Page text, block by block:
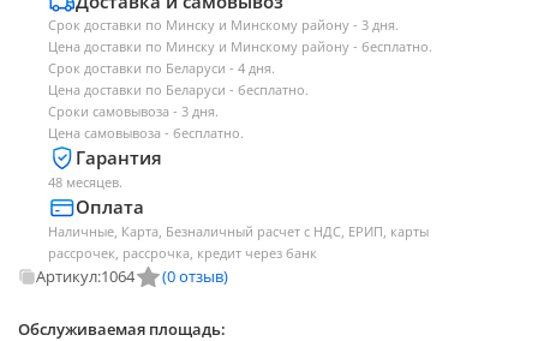
Артикул:1064 (0 отзыв)
Обслуживаемая площадь:
Срок доставки по Минску и Минскому району - 3 дня.
Цена доставки по Минску и Минскому району - бесплатно.
Срок доставки по Беларуси - 4 дня.
Цена доставки по Беларуси - бесплатно.
Сроки самовывоза - 3 дня.
Цена самовывоза - бесплатно.
Гарантия
48 месяцев.
Оплата
Наличные, Карта, Безналичный расчет с НДС, ЕРИП, карты
рассрочек, рассрочка, кредит через банк